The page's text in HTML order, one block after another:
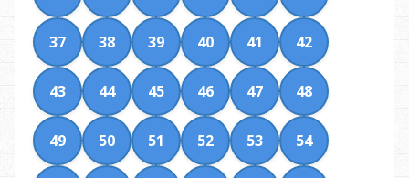
37 38 39 40 41 42
43 44 45 46 47 48
49 50 51 52 53 54